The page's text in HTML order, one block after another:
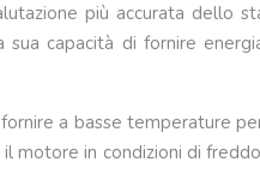
più accurata dello
capacità di fornire
a basse temperature
in condizioni di